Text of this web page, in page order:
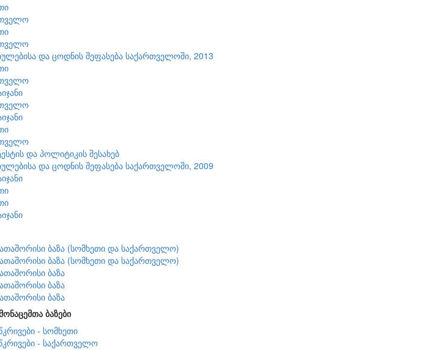
და ცოდნის შეფასება საქართველოში, 2013
და პოლიტიკის შესახებ
და ცოდნის შეფასება საქართველოში, 2009
ბაზა (სომხეთი და საქართველო)
ბაზა (სომხეთი და საქართველო)
ბაზა
ბაზა
ბაზა
ბაზები
- სომხეთი
- საქართველო